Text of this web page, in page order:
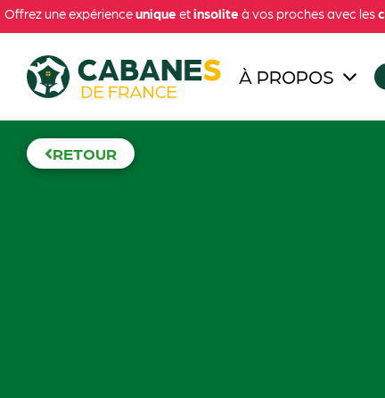
Offrez une expérienceunique etinsolite à vos proches avec les
À PROPOS
RETOUR